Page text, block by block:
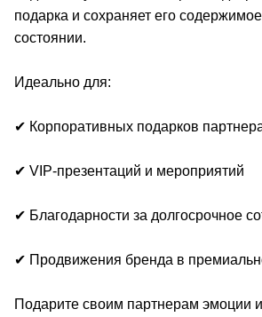
подарка и сохраняет его
состоянии.
Идеально для:
✔ Корпоративных подарков
✔ VIP-презентаций и мероприятий
✔ Благодарности за долгосрочное
✔ Продвижения бренда в
Подарите своим партнерам эмоции и